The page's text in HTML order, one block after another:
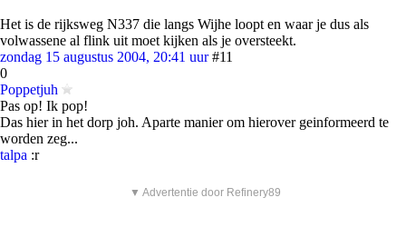
Het is de rijksweg N337 die langs Wijhe loopt en waar je dus als
volwassene al flink uit moet kijken als je oversteekt.
zondag 15 augustus 2004, 20:41 uur #11
0
Poppetjuh
Pas op! Ik pop!
Das hier in het dorp joh. Aparte manier om hierover geinformeerd te
worden zeg...
talpa :r
▼ Advertentie door Refinery89